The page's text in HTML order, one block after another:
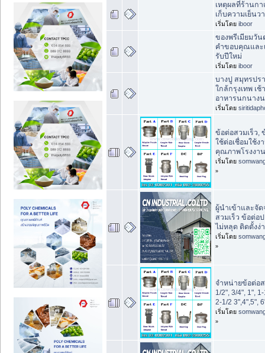
เหตุผลที่ร้านก
เก็บความเย็นว
เริ่มโดย iboor
ของพรีเมียมวั
คำขอบคุณและ
รับปีใหม่
เริ่มโดย iboor
บางปู สมุทรปร
ใกล้กรุงเทพ เช้
อาหารนกนาง
เริ่มโดย
ข้อต่อสวมเร็ว,
ใช้ต่อเชื่อมใช้ง
คุณภาพโรงงาน
เริ่มโดย
»
ผู้นำเข้าและจั
สวมเร็ว ข้อต่อ
ไม่หลุด ติดตั้งง่
เริ่มโดย
»
จำหน่ายข้อต่อส
1/2", 3/4", 1",
2-1/2 3",4",5",
เริ่มโดย
»